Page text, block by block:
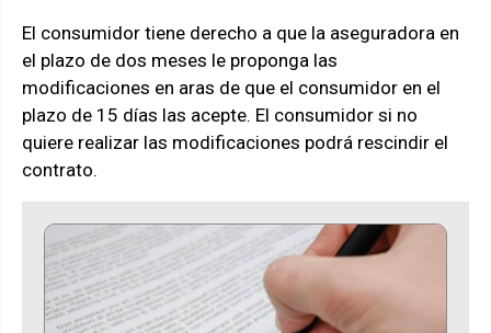
El consumidor tiene derecho a que la aseguradora en
el plazo de dos meses le proponga las
modificaciones en aras de que el consumidor en el
plazo de 15 días las acepte. El consumidor si no
quiere realizar las modificaciones podrá rescindir el
contrato.